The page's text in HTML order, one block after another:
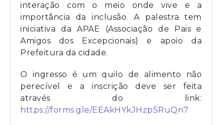
interação com o meio onde vive e a
importância da inclusão. A palestra tem
iniciativa da APAE (Associação de Pais e
Amigos dos Excepcionais) e apoio da
Prefeitura da cidade.
O ingresso é um quilo de alimento não
perecível e a inscrição deve ser feita
através do link:
https://forms.gle/EEAkHYkJHzpSRuQn7